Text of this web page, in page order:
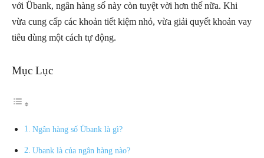
với Übank, ngân hàng số này còn tuyệt vời hơn thế nữa. Khi
vừa cung cấp các khoản tiết kiệm nhỏ, vừa giải quyết khoản vay
tiêu dùng một cách tự động.
Mục Lục
Ngân hàng số Übank là gì?
Ubank là của ngân hàng nào?